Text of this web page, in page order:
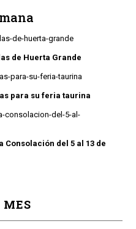
de Huerta Grande
para su feria taurina
Consolación del 5 al 13 de
MES